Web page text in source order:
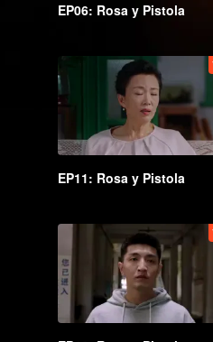
EP06: Rosa y Pistola
EP11: Rosa y Pistola